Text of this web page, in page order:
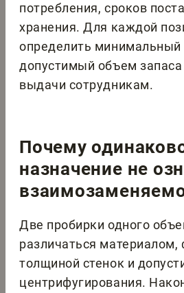
потребления, сроков
хранения. Для каждой
определить минимальный
допустимый объем запаса
выдачи сотрудникам.
Почему
назначение не
Две пробирки одного
различаться материалом,
толщиной стенок и
центрифугирования.